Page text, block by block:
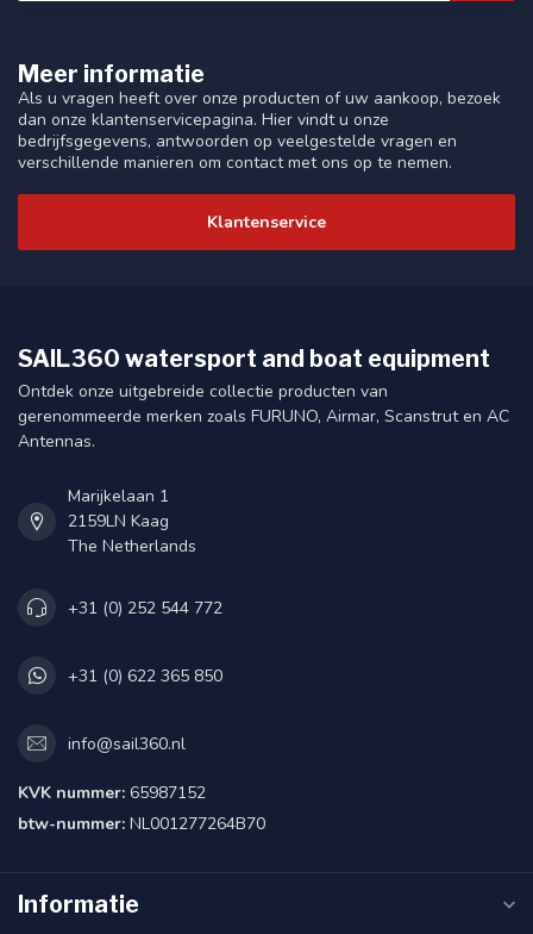
Meer informatie
Als u vragen heeft over onze producten of uw aankoop, bezoek
dan onze klantenservicepagina. Hier vindt u onze
bedrijfsgegevens, antwoorden op veelgestelde vragen en
verschillende manieren om contact met ons op te nemen.
Klantenservice
SAIL360 watersport and boat equipment
Ontdek onze uitgebreide collectie producten van
gerenommeerde merken zoals FURUNO, Airmar, Scanstrut en AC
Antennas.
Marijkelaan 1
2159LN Kaag
The Netherlands
+31 (0) 252 544 772
+31 (0) 622 365 850
info@sail360.nl
KVK nummer: 65987152
btw-nummer: NL001277264B70
Informatie